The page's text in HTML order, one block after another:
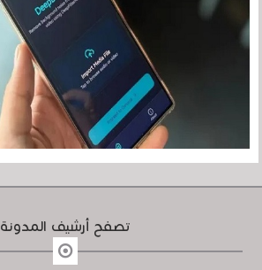
تصفح أرشيف المدونة